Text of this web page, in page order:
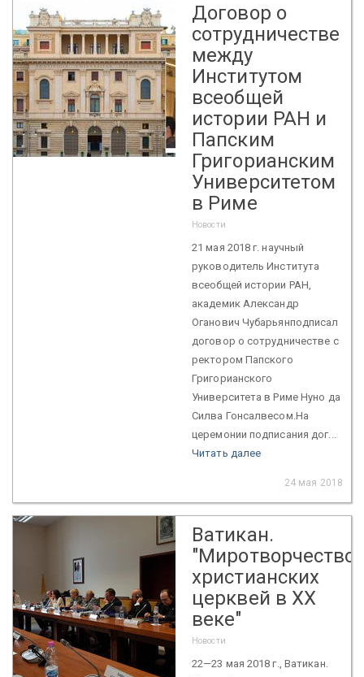
Договор о
сотрудничестве
между
Институтом
всеобщей
истории РАН и
Папским
Григорианским
Университетом
в Риме
Новости
21 мая 2018 г. научный
руководитель Института
всеобщей истории РАН,
академик Александр
Оганович Чубарьянподписал
договор о сотрудничестве с
ректором Папского
Григорианского
Университета в Риме Нуно да
Силва Гонсалвесом.На
церемонии подписания дог...
Читать далее
24 мая 2018
Ватикан.
"Миротворчество
христианских
церквей в XX
веке"
Новости
22—23 мая 2018 г., Ватикан.